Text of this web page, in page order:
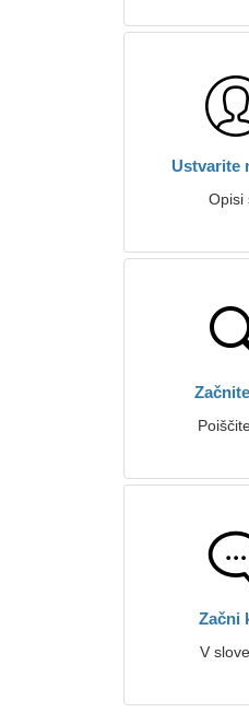
Ustvarite
Opisi
Začni
V